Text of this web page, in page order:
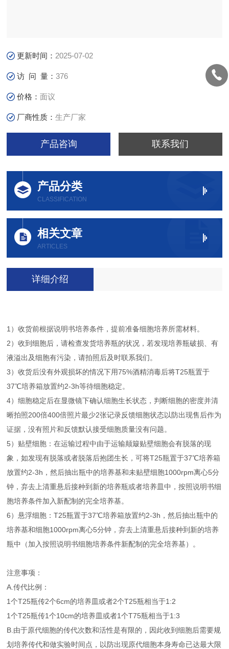
更新时间： 2025-07-02
访 问 量：376
价格：面议
厂商性质：生产厂家
产品咨询 联系我们
产品分类
CLASSIFICATION
相关文章
ARTICLES
详细介绍
1）收货前根据说明书培养条件，提前准备细胞培养所需材料。
2）收到细胞后，请检查发货培养瓶的状况，若发现培养瓶破损、有
液溢出及细胞有污染，请拍照后及时联系我们。
3）收货后没有外观损坏的情况下用75%酒精消毒后将T25瓶置于
37℃培养箱放置约2-3h等待细胞稳定。
4）细胞稳定后在显微镜下确认细胞生长状态，判断细胞的密度并清
晰拍照200倍400倍照片最少2张记录反馈细胞状态以防出现售后作为
证据，没有照片和反馈默认接受细胞质量没有问题。
5）贴壁细胞：在运输过程中由于运输颠簸贴壁细胞会有脱落的现
象，如发现有脱落或者脱落后抱团生长，可将T25瓶置于37℃培养箱
放置约2-3h，然后抽出瓶中的培养基和未贴壁细胞1000rpm离心5分
钟，弃去上清重悬后接种到新的培养瓶或者培养皿中，按照说明书细
胞培养条件加入新配制的完全培养基。
6）悬浮细胞：T25瓶置于37℃培养箱放置约2-3h，然后抽出瓶中的
培养基和细胞1000rpm离心5分钟，弃去上清重悬后接种到新的培养
瓶中（加入按照说明书细胞培养条件新配制的完全培养基）。
注意事项：
A.传代比例：
1个T25瓶传2个6cm的培养皿或者2个T25瓶相当于1:2
1个T25瓶传1个10cm的培养皿或者1个T75瓶相当于1:3
B.由于原代细胞的传代次数和活性是有限的，因此收到细胞后需要规
划培养传代和做实验时间点，以防出现原代细胞本身寿命已达最大限